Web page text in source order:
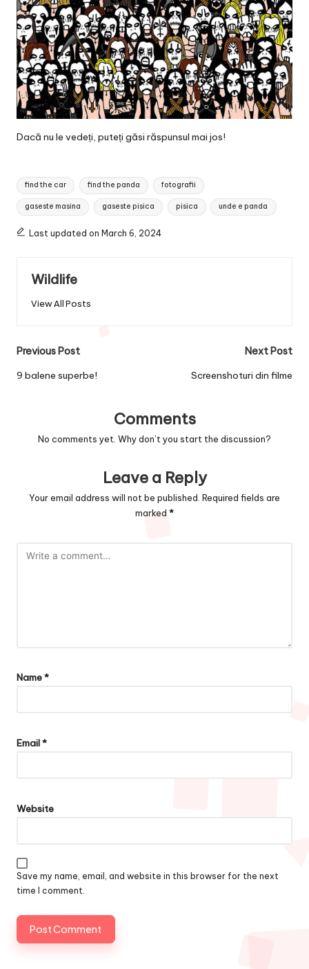
Dacă nu le vedeți, puteți găsi răspunsul mai jos!
Tags:
find the car find the panda fotografii
gaseste masina gaseste pisica pisica unde e panda
Last updated on March 6, 2024
Wildlife
View All Posts
Post
navigation
Previous Post
9 balene superbe!
Next Post
Screenshoturi din filme
Comments
No comments yet. Why don’t you start the discussion?
Leave a Reply
Your email address will not be published. Required fields are
marked *
Name*
Email*
Website
Save my name, email, and website in this browser for the next
time I comment.